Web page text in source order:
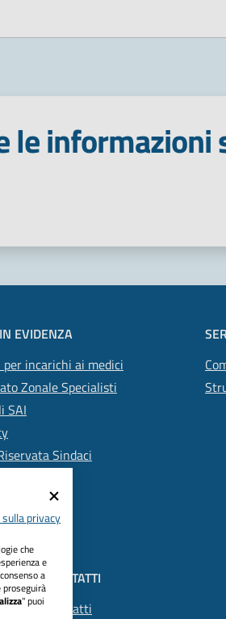
le informazioni
stelle
EVIDENZA
incarichi ai medici
Zonale Specialisti
SAI
Sindaci
CONTATTI
Contatti
privacy
che
e
a
proseguirà
" puoi